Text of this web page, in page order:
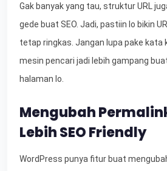
Gak banyak yang tau, struktur URL
gede buat SEO. Jadi, pastiin lo bikin
tetap ringkas. Jangan lupa pake kata
mesin pencari jadi lebih gampang
halaman lo.
Mengubah
Lebih SEO Friendly
WordPress punya fitur buat